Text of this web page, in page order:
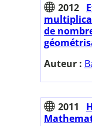
2012
de
Auteur :
2011